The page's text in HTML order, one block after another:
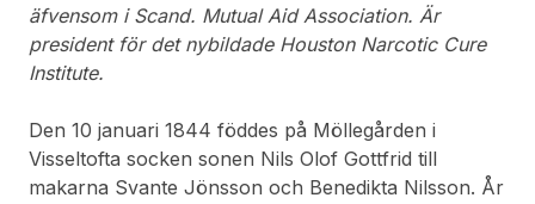
äfvensom i Scand. Mutual Aid Association. Är
president för det nybildade Houston Narcotic Cure
Institute.
Den 10 januari 1844 föddes på Möllegården i
Visseltofta socken sonen Nils Olof Gottfrid till
makarna Svante Jönsson och Benedikta Nilsson. År